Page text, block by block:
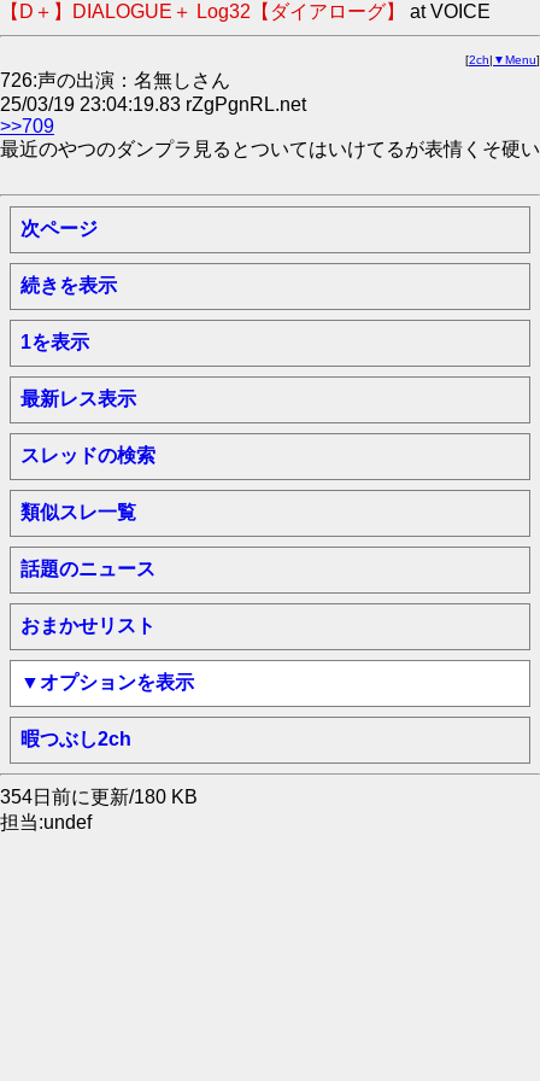
【D＋】DIALOGUE＋ Log32【ダイアローグ】 at VOICE
[2ch| ▼Menu]
726:声の出演：名無しさん
25/03/19 23:04:19.83 rZgPgnRL.net
>>709
最近のやつのダンプラ見るとついてはいけてるが表情くそ硬い
次ページ
続きを表示
1を表示
最新レス表示
スレッドの検索
類似スレ一覧
話題のニュース
おまかせリスト
▼オプションを表示
暇つぶし2ch
354日前に更新/180 KB
担当:undef